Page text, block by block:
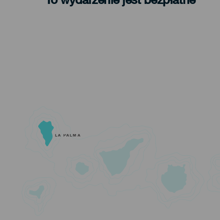
LA PALMA